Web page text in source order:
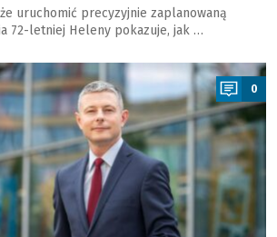
uruchomić precyzyjnie zaplanowaną
72-letniej Heleny pokazuje, jak …
0